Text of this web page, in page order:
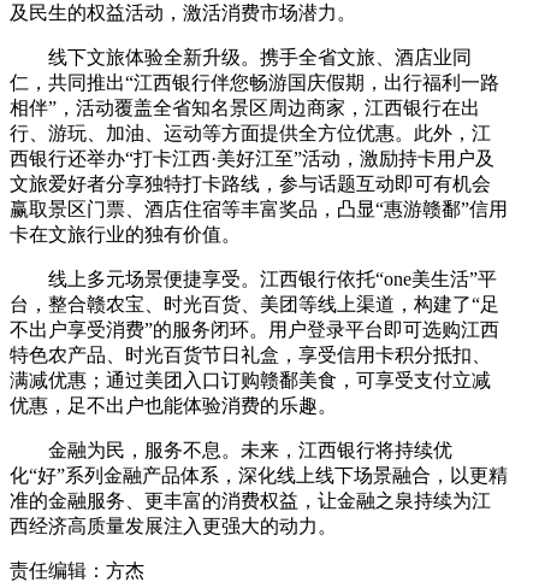
及民生的权益活动，激活消费市场潜力。
线下文旅体验全新升级。携手全省文旅、酒店业同
仁，共同推出“江西银行伴您畅游国庆假期，出行福利一路
相伴”，活动覆盖全省知名景区周边商家，江西银行在出
行、游玩、加油、运动等方面提供全方位优惠。此外，江
西银行还举办“打卡江西·美好江至”活动，激励持卡用户及
文旅爱好者分享独特打卡路线，参与话题互动即可有机会
赢取景区门票、酒店住宿等丰富奖品，凸显“惠游赣鄱”信用
卡在文旅行业的独有价值。
线上多元场景便捷享受。江西银行依托“one美生活”平
台，整合赣农宝、时光百货、美团等线上渠道，构建了“足
不出户享受消费”的服务闭环。用户登录平台即可选购江西
特色农产品、时光百货节日礼盒，享受信用卡积分抵扣、
满减优惠；通过美团入口订购赣鄱美食，可享受支付立减
优惠，足不出户也能体验消费的乐趣。
金融为民，服务不息。未来，江西银行将持续优
化“好”系列金融产品体系，深化线上线下场景融合，以更精
准的金融服务、更丰富的消费权益，让金融之泉持续为江
西经济高质量发展注入更强大的动力。
责任编辑：方杰